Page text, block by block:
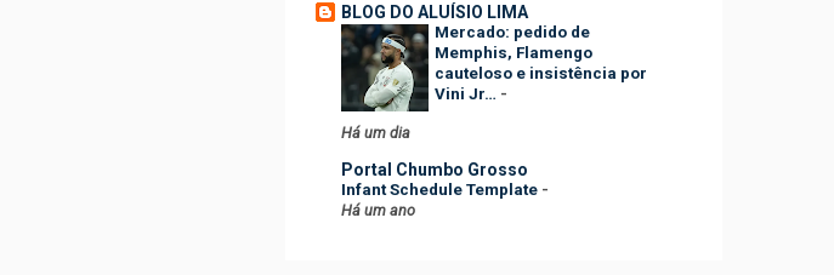
BLOG DO ALUÍSIO LIMA
Mercado: pedido de
Memphis, Flamengo
cauteloso e insistência por
Vini Jr… -
Há um dia
Portal Chumbo Grosso
Infant Schedule Template -
Há um ano